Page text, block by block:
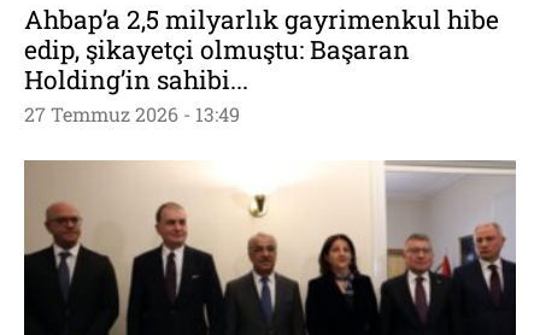
Ahbap’a 2,5 milyarlık gayrimenkul hibe
edip, şikayetçi olmuştu: Başaran
Holding’in sahibi...
27 Temmuz 2026 - 13:49